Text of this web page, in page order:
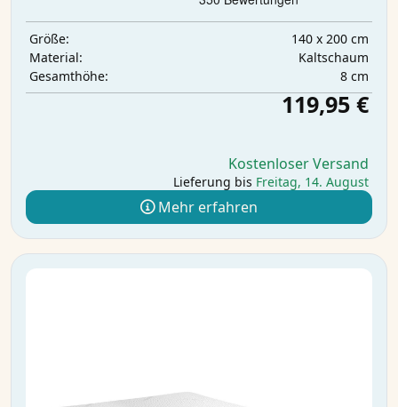
Größe:
140 x 200 cm
Material:
Kaltschaum
Gesamthöhe:
8 cm
119,95 €
Kostenloser Versand
Lieferung bis Freitag, 14. August
Mehr erfahren